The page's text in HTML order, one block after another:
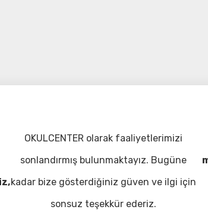
OKULCENTER olarak faaliyetlerimizi
sonlandırmış bulunmaktayız. Bugüne
kadar bize gösterdiğiniz güven ve ilgi için
sonsuz teşekkür ederiz.